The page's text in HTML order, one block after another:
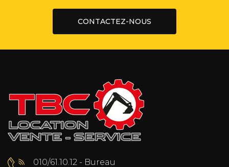
CONTACTEZ-NOUS
010/61.10.12 - Bureau